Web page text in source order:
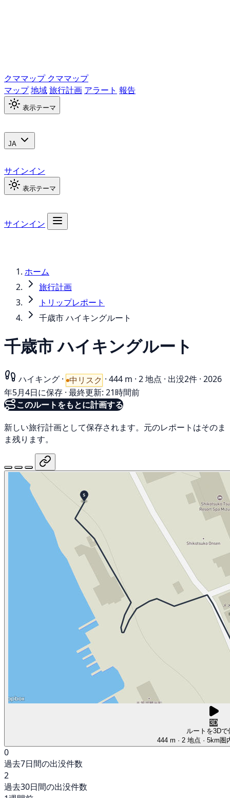
クママップ クママップ
マップ地域旅行計画 アラート 報告
表示テーマ
JA
サインイン
表示テーマ
サインイン
ホーム
旅行計画
トリップレポート
千歳市 ハイキングルート
千歳市 ハイキングルート
ハイキング · 中リスク · 444 m · 2 地点 · 出没2件 · 2026
年5月4日に保存 · 最終更新: 21時間前
このルートをもとに計画する
新しい旅行計画として保存されます。元のレポートはそのま
ま残ります。
3D
ルートを3Dで
444 m · 2 地点 · 5km圏
0
過去7日間の出没件数
2
過去30日間の出没件数